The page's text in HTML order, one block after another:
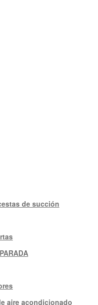
de succión
aire acondicionado